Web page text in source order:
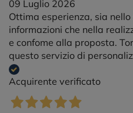
09 Luglio 2026
Ottima esperienza, sia
informazioni che nella
e confome alla proposta.
questo servizio di
Acquirente verificato